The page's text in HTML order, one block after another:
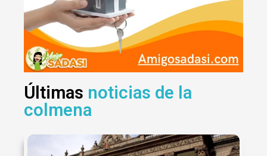
Últimas noticias de la
colmena